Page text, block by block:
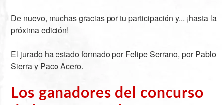
De nuevo, muchas gracias por tu participación y... ¡hasta la
próxima edición!
El jurado ha estado formado por Felipe Serrano, por Pablo
Sierra y Paco Acero.
Los ganadores del concurso